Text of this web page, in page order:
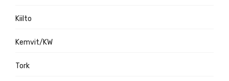
Kiilto
Kemvit/KW
Tork